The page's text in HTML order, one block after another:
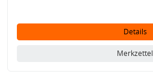
Details
Merkzettel